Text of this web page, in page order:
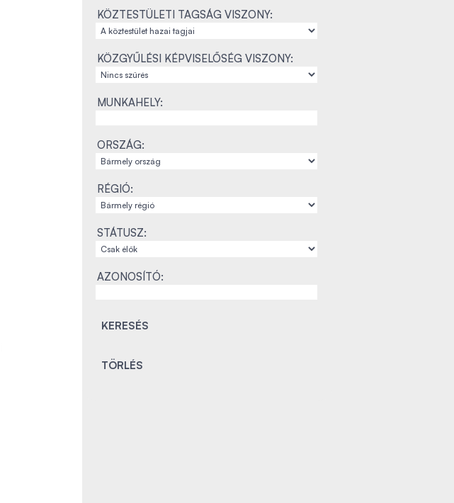
KÖZTESTÜLETI TAGSÁG VISZONY:
KÖZGYŰLÉSI KÉPVISELŐSÉG VISZONY:
MUNKAHELY:
ORSZÁG:
RÉGIÓ:
STÁTUSZ:
AZONOSÍTÓ: